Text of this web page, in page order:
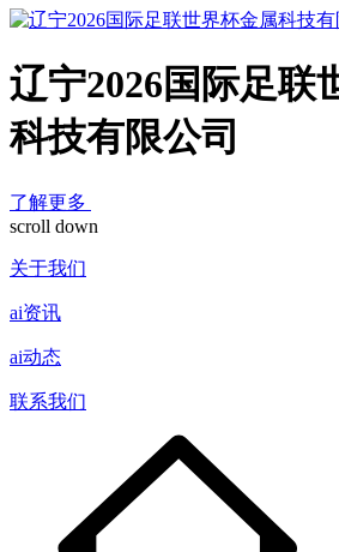
辽宁2026国际足联
科技有限公司
了解更多
scroll down
关于我们
ai资讯
ai动态
联系我们